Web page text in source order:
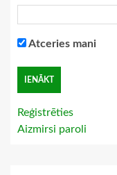
Atceries mani
Reģistrēties
Aizmirsi paroli